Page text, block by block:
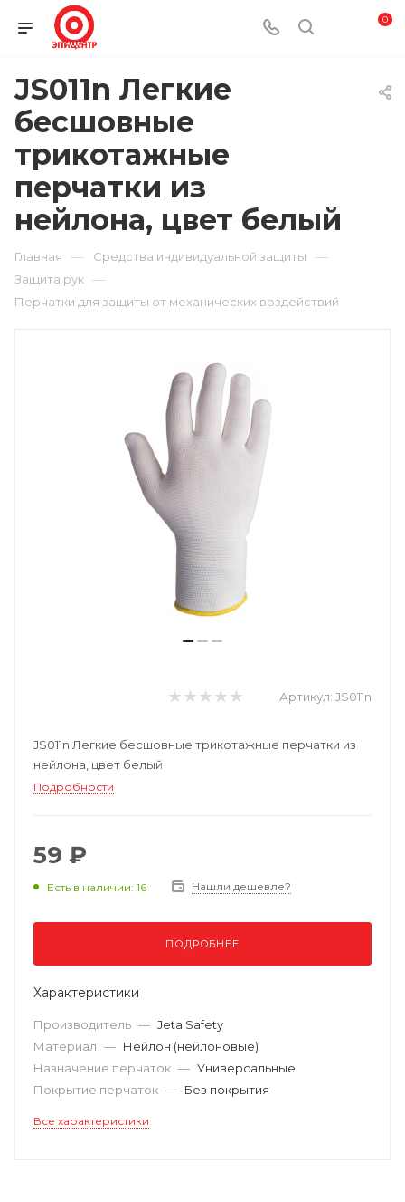
0
JS011n Легкие
бесшовные
трикотажные
перчатки из
нейлона, цвет белый
Главная — Средства индивидуальной защиты —
Защита рук —
Перчатки для защиты от механических воздействий
Артикул: JS011n
JS011n Легкие бесшовные трикотажные перчатки из
нейлона, цвет белый
Подробности
59 ₽
Есть в наличии: 16 Нашли дешевле?
ПОДРОБНЕЕ
Характеристики
Производитель — Jeta Safety
Материал — Нейлон (нейлоновые)
Назначение перчаток — Универсальные
Покрытие перчаток — Без покрытия
Все характеристики